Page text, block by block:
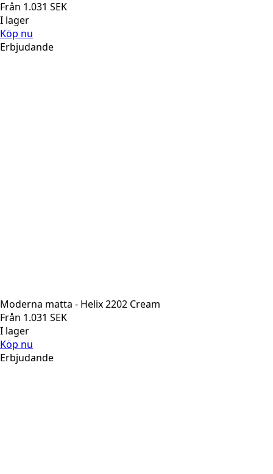
Från 1.031 SEK
I lager
Köp nu
Erbjudande
Moderna matta - Helix 2202 Cream
Från 1.031 SEK
I lager
Köp nu
Erbjudande